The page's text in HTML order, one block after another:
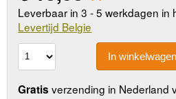
Leverbaar in 3 - 5 werkdagen in
Levertijd Belgie
In winkelwagen
Gratis verzending in Nederland